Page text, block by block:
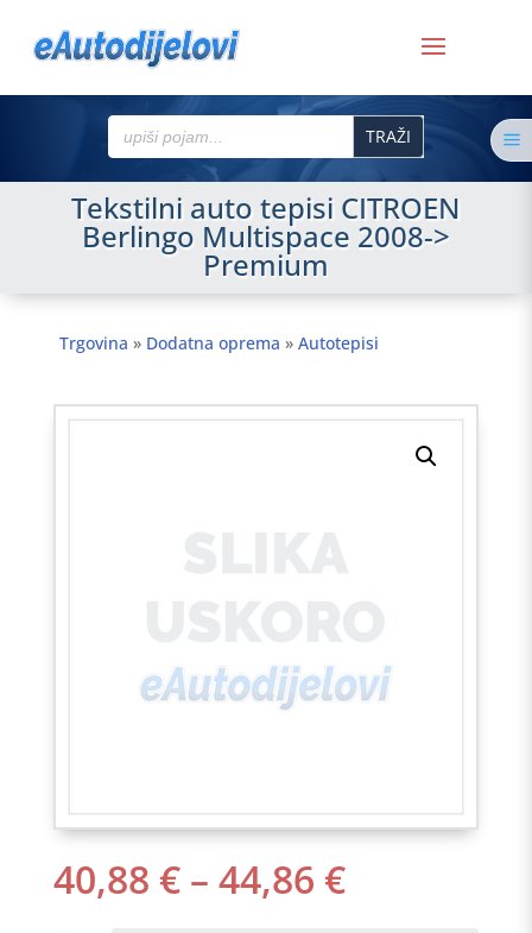
Search
for:
Tekstilni auto tepisi CITROEN
Berlingo Multispace 2008->
Premium
Trgovina » Dodatna oprema » Autotepisi
40,88 € – 44,86 €RASPON
CIJENA:
a